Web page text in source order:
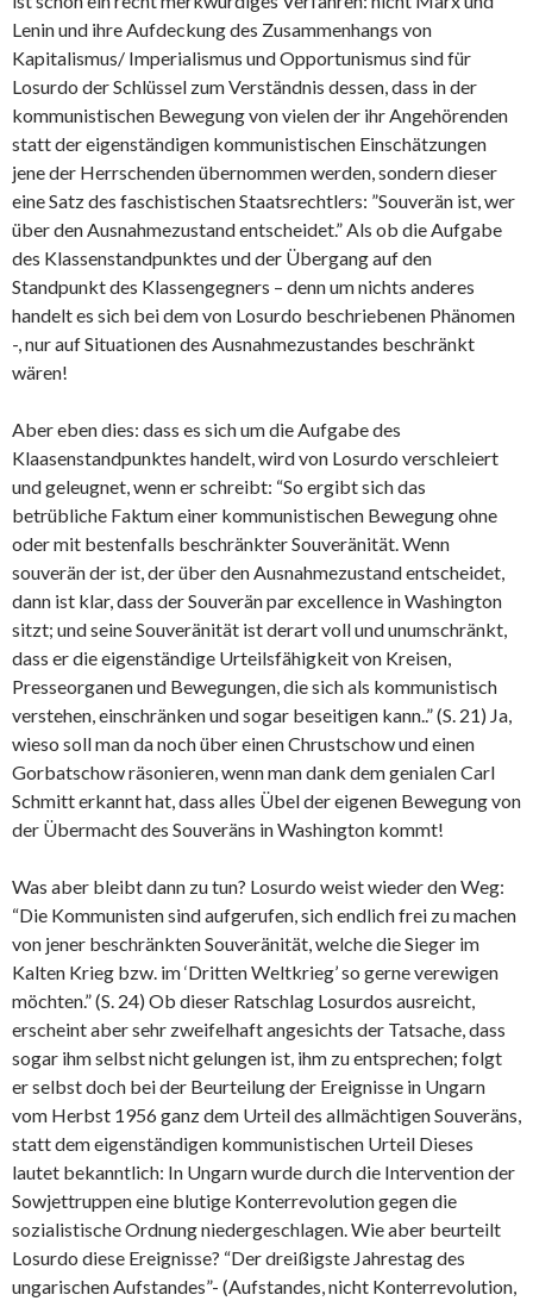
Lenin und ihre Aufdeckung des Zusammenhangs von
Kapitalismus/ Imperialismus und Opportunismus sind für
Losurdo der Schlüssel zum Verständnis dessen, dass in der
kommunistischen Bewegung von vielen der ihr Angehörenden
statt der eigenständigen kommunistischen Einschätzungen
jene der Herrschenden übernommen werden, sondern dieser
eine Satz des faschistischen Staatsrechtlers: ”Souverän ist, wer
über den Ausnahmezustand entscheidet.” Als ob die Aufgabe
des Klassenstandpunktes und der Übergang auf den
Standpunkt des Klassengegners – denn um nichts anderes
handelt es sich bei dem von Losurdo beschriebenen Phänomen
-, nur auf Situationen des Ausnahmezustandes beschränkt
wären!
Aber eben dies: dass es sich um die Aufgabe des
Klaasenstandpunktes handelt, wird von Losurdo verschleiert
und geleugnet, wenn er schreibt: “So ergibt sich das
betrübliche Faktum einer kommunistischen Bewegung ohne
oder mit bestenfalls beschränkter Souveränität. Wenn
souverän der ist, der über den Ausnahmezustand entscheidet,
dann ist klar, dass der Souverän par excellence in Washington
sitzt; und seine Souveränität ist derart voll und unumschränkt,
dass er die eigenständige Urteilsfähigkeit von Kreisen,
Presseorganen und Bewegungen, die sich als kommunistisch
verstehen, einschränken und sogar beseitigen kann..” (S. 21) Ja,
wieso soll man da noch über einen Chrustschow und einen
Gorbatschow räsonieren, wenn man dank dem genialen Carl
Schmitt erkannt hat, dass alles Übel der eigenen Bewegung von
der Übermacht des Souveräns in Washington kommt!
Was aber bleibt dann zu tun? Losurdo weist wieder den Weg:
“Die Kommunisten sind aufgerufen, sich endlich frei zu machen
von jener beschränkten Souveränität, welche die Sieger im
Kalten Krieg bzw. im ‘Dritten Weltkrieg’ so gerne verewigen
möchten.” (S. 24) Ob dieser Ratschlag Losurdos ausreicht,
erscheint aber sehr zweifelhaft angesichts der Tatsache, dass
sogar ihm selbst nicht gelungen ist, ihm zu entsprechen; folgt
er selbst doch bei der Beurteilung der Ereignisse in Ungarn
vom Herbst 1956 ganz dem Urteil des allmächtigen Souveräns,
statt dem eigenständigen kommunistischen Urteil Dieses
lautet bekanntlich: In Ungarn wurde durch die Intervention der
Sowjettruppen eine blutige Konterrevolution gegen die
sozialistische Ordnung niedergeschlagen. Wie aber beurteilt
Losurdo diese Ereignisse? “Der dreißigste Jahrestag des
ungarischen Aufstandes”- (Aufstandes, nicht Konterrevolution,